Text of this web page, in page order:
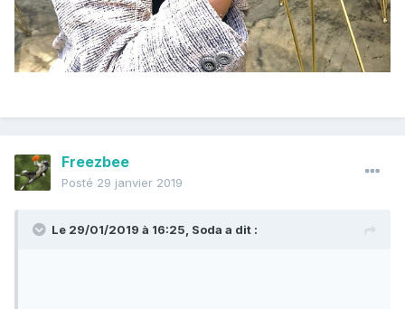
Freezbee
Posté 29 janvier 2019
Le 29/01/2019 à 16:25, Soda a dit :